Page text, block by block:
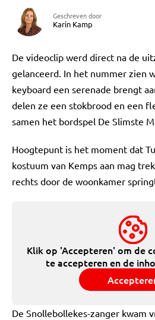
Geschreven door
Karin Kamp
De videoclip werd direct na de
gelanceerd. In het nummer zien
keyboard een serenade brengt
delen ze een stokbrood en een
samen het bordspel De Slimste
Hoogtepunt is het moment dat
kostuum van Kemps aan mag
rechts door de woonkamer
Klik op 'Accepteren' om de
te accepteren en de
De Snollebollekes-zanger kwam